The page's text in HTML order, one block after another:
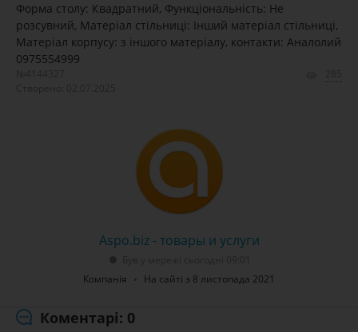
Форма столу: Квадратний, Функціональність: Не
розсувний, Матеріал стільниці: Інший матеріал стільниці,
Матеріал корпусу: з іншого матеріалу, контакти: Аналолий
0975554999
Aspo.biz - товары и услуги
Компанія
На сайті з 8 листопада 2021
Коментарі: 0